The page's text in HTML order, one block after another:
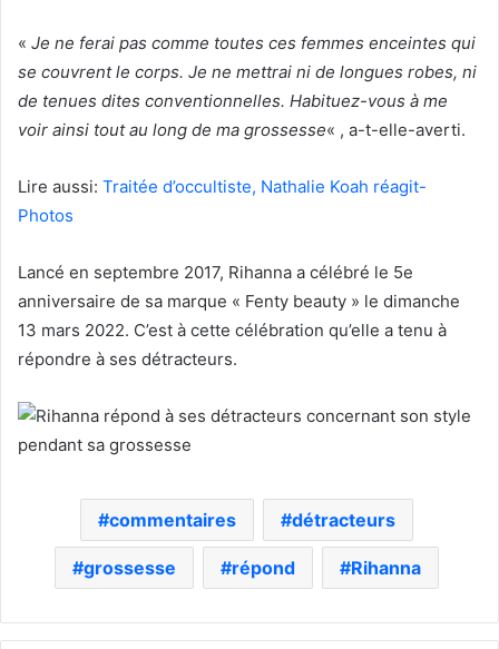
« Je ne ferai pas comme toutes ces femmes enceintes qui
se couvrent le corps. Je ne mettrai ni de longues robes, ni
de tenues dites conventionnelles. Habituez-vous à me
voir ainsi tout au long de ma grossesse« , a-t-elle-averti.
Lire aussi: Traitée d’occultiste, Nathalie Koah réagit-
Photos
Lancé en septembre 2017, Rihanna a célébré le 5e
anniversaire de sa marque « Fenty beauty » le dimanche
13 mars 2022. C’est à cette célébration qu’elle a tenu à
répondre à ses détracteurs.
commentaires détracteurs
grossesse répond Rihanna